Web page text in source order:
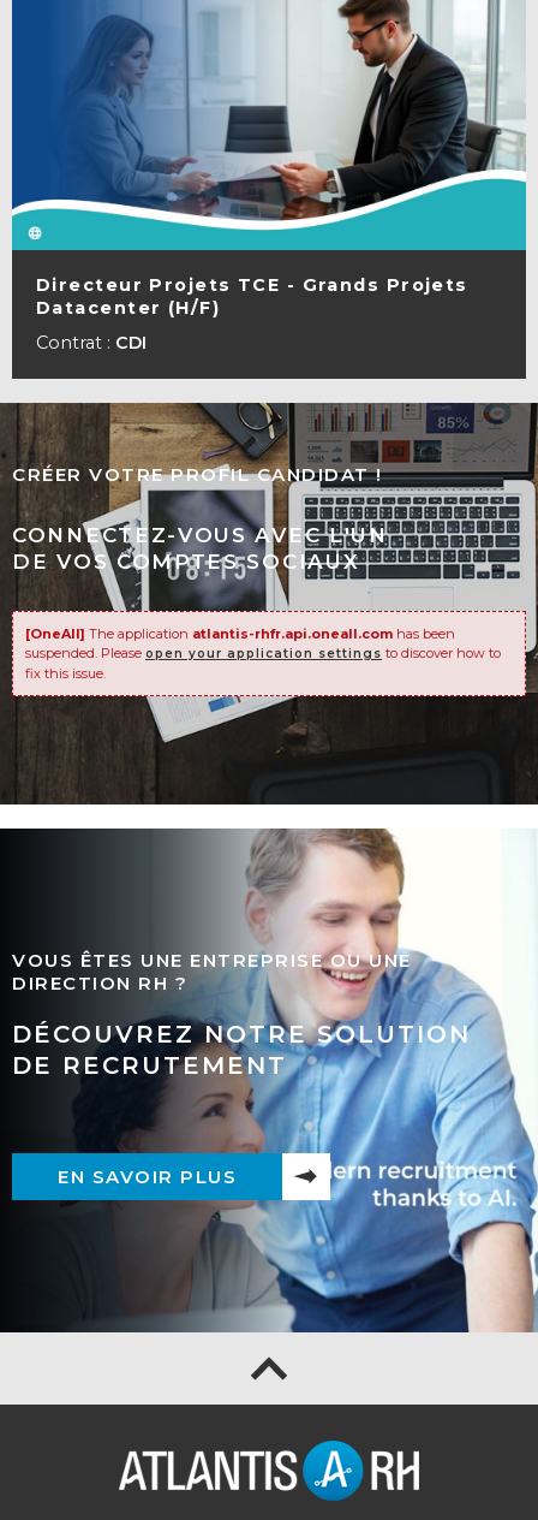
Directeur Projets TCE - Grands Projets
Datacenter (H/F)
Contrat : CDI
CRÉER VOTRE PROFIL CANDIDAT !
CONNECTEZ-VOUS AVEC L'UN
DE VOS COMPTES SOCIAUX
[OneAll] The application atlantis-rhfr.api.oneall.com has been
suspended. Please open your application settings to discover how to
fix this issue.
VOUS ÊTES UNE ENTREPRISE OU UNE
DIRECTION RH ?
DÉCOUVREZ NOTRE SOLUTION
DE RECRUTEMENT
EN SAVOIR PLUS